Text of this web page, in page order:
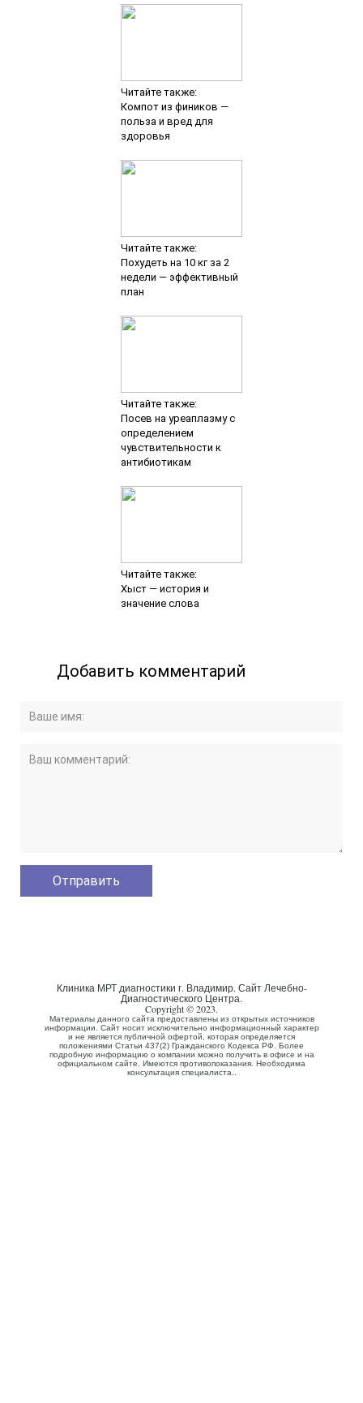
Читайте также:
Компот из фиников —
польза и вред для
здоровья
Читайте также:
Похудеть на 10 кг за 2
недели — эффективный
план
Читайте также:
Посев на уреаплазму с
определением
чувствительности к
антибиотикам
Читайте также:
Хыст — история и
значение слова
Добавить комментарий
Клиника МРТ диагностики г. Владимир. Сайт Лечебно-
Диагностического Центра.
Copyright © 2023.
Материалы данного сайта предоставлены из открытых источников
информации. Сайт носит исключительно информационный характер
и не является публичной офертой, которая определяется
положениями Статьи 437(2) Гражданского Кодекса РФ. Более
подробную информацию о компании можно получить в офисе и на
официальном сайте. Имеются противопоказания. Необходима
консультация специалиста..